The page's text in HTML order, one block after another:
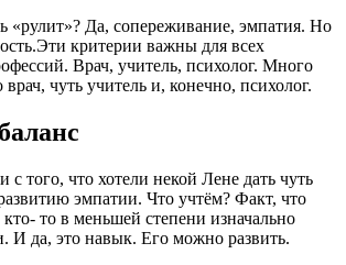
«рулит»? Да, сопереживание, эмпатия. Но
критерии важны для всех
Врач, учитель, психолог. Много
чуть учитель и, конечно, психолог.
с того, что хотели некой Лене дать чуть
эмпатии. Что учтём? Факт, что
то в меньшей степени изначально
И да, это навык. Его можно развить.